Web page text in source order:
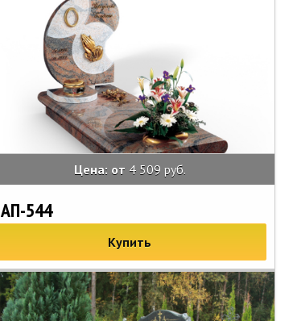
Цена: от 4 509 руб.
АП-544
Купить